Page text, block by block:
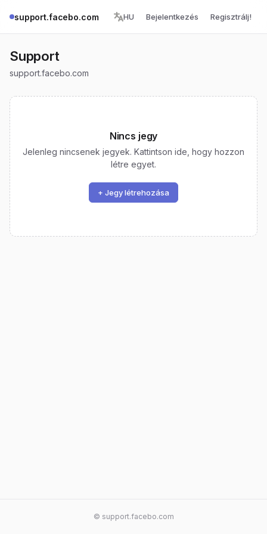
support.facebo.com HU Bejelentkezés Regisztrálj!
Support
support.facebo.com
Nincs jegy
Jelenleg nincsenek jegyek. Kattintson ide, hogy hozzon
létre egyet.
+ Jegy létrehozása
© support.facebo.com